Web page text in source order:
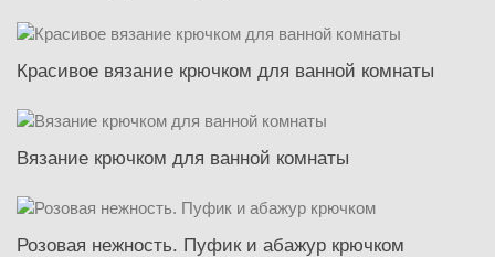
Красивое вязание крючком для ванной комнаты
Вязание крючком для ванной комнаты
Розовая нежность. Пуфик и абажур крючком